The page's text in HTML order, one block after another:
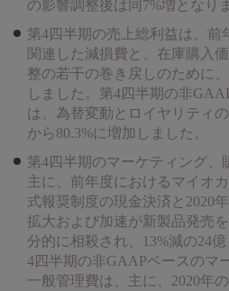
の影響調整後は同7%増となり
第4四半期の売上総利益は、前
関連した減損費と、在庫購入
整の若干の巻き戻しのために
しました。第4四半期の非
は、為替変動とロイヤリティ
から80.3%に増加しました。
第4四半期のマーケティング、
主に、前年度におけるマイオ
式報奨制度の現金決済と2020
拡大および加速が新製品発売
分的に相殺され、13%減の24
4四半期の非GAAPベースのマ
一般管理費は、主に、2020年